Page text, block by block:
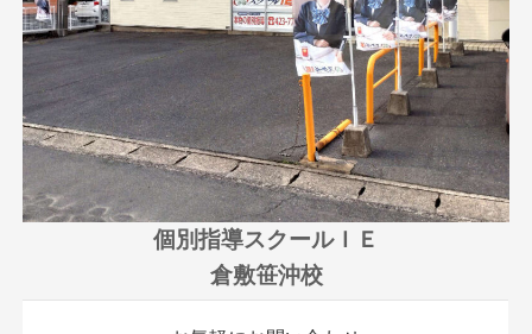
個別指導スクールＩＥ
倉敷笹沖校